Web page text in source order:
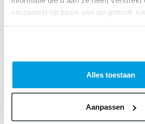
verzameld op basis van uw gebruik
Alles toestaan
Aanpassen
Airco duct
90mm T-stuk
Art. Nr.:89923196